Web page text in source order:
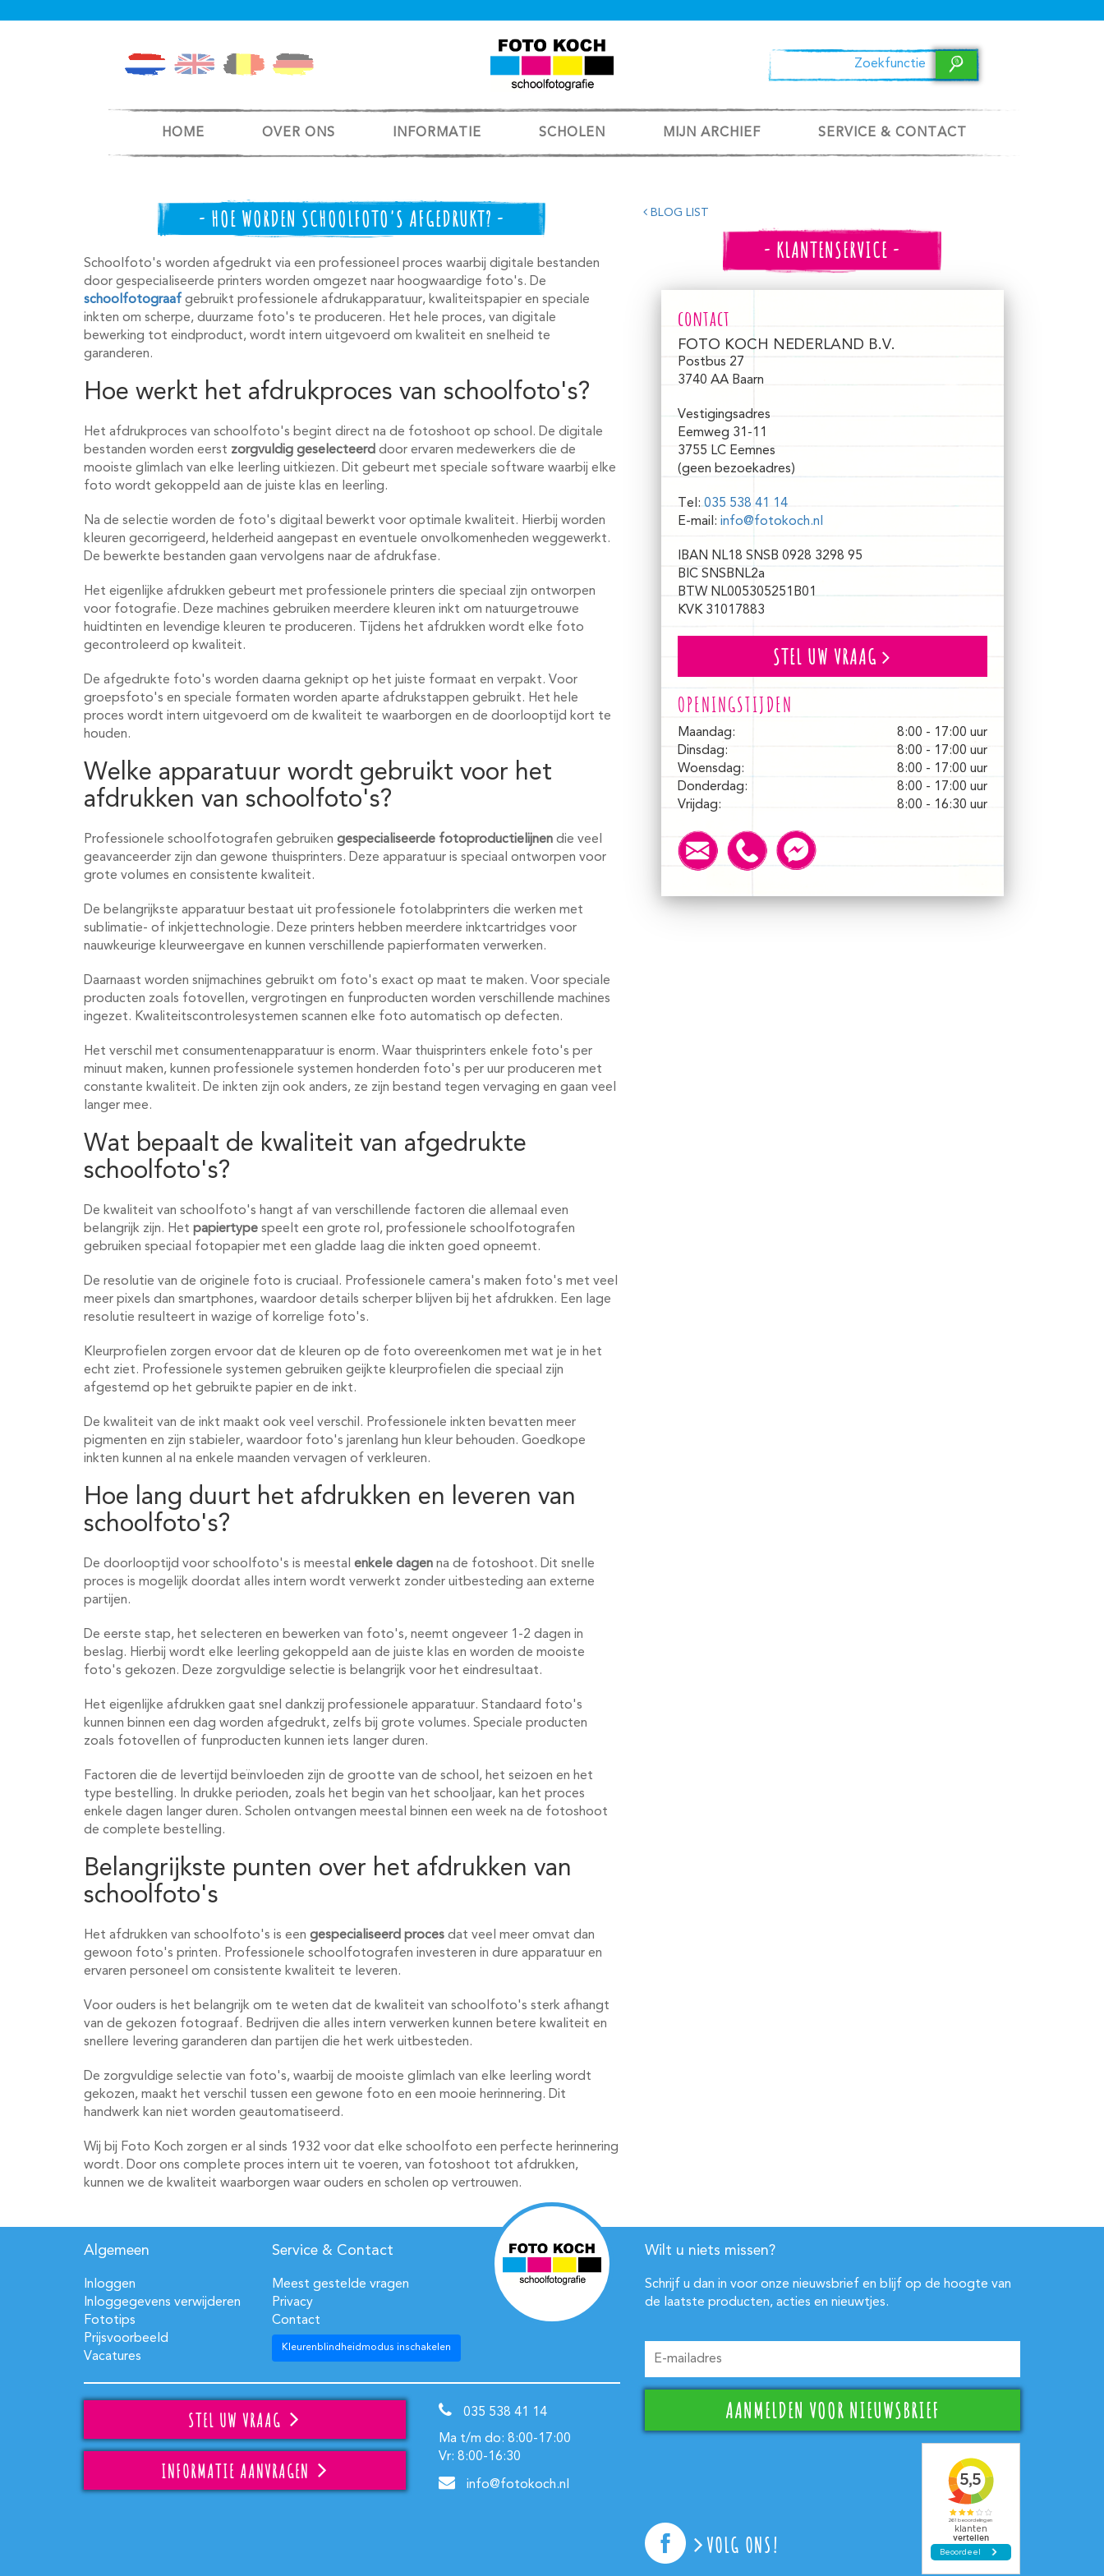
HOME OVER ONS INFORMATIE SCHOLEN MIJN ARCHIEF SERVICE & CONTACT
BLOG LIST
- HOE WORDEN SCHOOLFOTO'S AFGEDRUKT? -
Schoolfoto's worden afgedrukt via een professioneel proces waarbij digitale bestanden
door gespecialiseerde printers worden omgezet naar hoogwaardige foto's. De
schoolfotograaf gebruikt professionele afdrukapparatuur, kwaliteitspapier en speciale
inkten om scherpe, duurzame foto's te produceren. Het hele proces, van digitale
bewerking tot eindproduct, wordt intern uitgevoerd om kwaliteit en snelheid te
garanderen.
Hoe werkt het afdrukproces van schoolfoto's?
Het afdrukproces van schoolfoto's begint direct na de fotoshoot op school. De digitale
bestanden worden eerst zorgvuldig geselecteerd door ervaren medewerkers die de
mooiste glimlach van elke leerling uitkiezen. Dit gebeurt met speciale software waarbij elke
foto wordt gekoppeld aan de juiste klas en leerling.
Na de selectie worden de foto's digitaal bewerkt voor optimale kwaliteit. Hierbij worden
kleuren gecorrigeerd, helderheid aangepast en eventuele onvolkomenheden weggewerkt.
De bewerkte bestanden gaan vervolgens naar de afdrukfase.
Het eigenlijke afdrukken gebeurt met professionele printers die speciaal zijn ontworpen
voor fotografie. Deze machines gebruiken meerdere kleuren inkt om natuurgetrouwe
huidtinten en levendige kleuren te produceren. Tijdens het afdrukken wordt elke foto
gecontroleerd op kwaliteit.
De afgedrukte foto's worden daarna geknipt op het juiste formaat en verpakt. Voor
groepsfoto's en speciale formaten worden aparte afdrukstappen gebruikt. Het hele
proces wordt intern uitgevoerd om de kwaliteit te waarborgen en de doorlooptijd kort te
houden.
Welke apparatuur wordt gebruikt voor het
afdrukken van schoolfoto's?
Professionele schoolfotografen gebruiken gespecialiseerde fotoproductielijnen die veel
geavanceerder zijn dan gewone thuisprinters. Deze apparatuur is speciaal ontworpen voor
grote volumes en consistente kwaliteit.
De belangrijkste apparatuur bestaat uit professionele fotolabprinters die werken met
sublimatie- of inkjettechnologie. Deze printers hebben meerdere inktcartridges voor
nauwkeurige kleurweergave en kunnen verschillende papierformaten verwerken.
Daarnaast worden snijmachines gebruikt om foto's exact op maat te maken. Voor speciale
producten zoals fotovellen, vergrotingen en funproducten worden verschillende machines
ingezet. Kwaliteitscontrolesystemen scannen elke foto automatisch op defecten.
Het verschil met consumentenapparatuur is enorm. Waar thuisprinters enkele foto's per
minuut maken, kunnen professionele systemen honderden foto's per uur produceren met
constante kwaliteit. De inkten zijn ook anders, ze zijn bestand tegen vervaging en gaan veel
langer mee.
Wat bepaalt de kwaliteit van afgedrukte
schoolfoto's?
De kwaliteit van schoolfoto's hangt af van verschillende factoren die allemaal even
belangrijk zijn. Het papiertype speelt een grote rol, professionele schoolfotografen
gebruiken speciaal fotopapier met een gladde laag die inkten goed opneemt.
De resolutie van de originele foto is cruciaal. Professionele camera's maken foto's met veel
meer pixels dan smartphones, waardoor details scherper blijven bij het afdrukken. Een lage
resolutie resulteert in wazige of korrelige foto's.
Kleurprofielen zorgen ervoor dat de kleuren op de foto overeenkomen met wat je in het
echt ziet. Professionele systemen gebruiken geijkte kleurprofielen die speciaal zijn
afgestemd op het gebruikte papier en de inkt.
De kwaliteit van de inkt maakt ook veel verschil. Professionele inkten bevatten meer
pigmenten en zijn stabieler, waardoor foto's jarenlang hun kleur behouden. Goedkope
inkten kunnen al na enkele maanden vervagen of verkleuren.
Hoe lang duurt het afdrukken en leveren van
schoolfoto's?
De doorlooptijd voor schoolfoto's is meestal enkele dagen na de fotoshoot. Dit snelle
proces is mogelijk doordat alles intern wordt verwerkt zonder uitbesteding aan externe
partijen.
De eerste stap, het selecteren en bewerken van foto's, neemt ongeveer 1-2 dagen in
beslag. Hierbij wordt elke leerling gekoppeld aan de juiste klas en worden de mooiste
foto's gekozen. Deze zorgvuldige selectie is belangrijk voor het eindresultaat.
Het eigenlijke afdrukken gaat snel dankzij professionele apparatuur. Standaard foto's
kunnen binnen een dag worden afgedrukt, zelfs bij grote volumes. Speciale producten
zoals fotovellen of funproducten kunnen iets langer duren.
Factoren die de levertijd beïnvloeden zijn de grootte van de school, het seizoen en het
type bestelling. In drukke perioden, zoals het begin van het schooljaar, kan het proces
enkele dagen langer duren. Scholen ontvangen meestal binnen een week na de fotoshoot
de complete bestelling.
Belangrijkste punten over het afdrukken van
schoolfoto's
Het afdrukken van schoolfoto's is een gespecialiseerd proces dat veel meer omvat dan
gewoon foto's printen. Professionele schoolfotografen investeren in dure apparatuur en
ervaren personeel om consistente kwaliteit te leveren.
Voor ouders is het belangrijk om te weten dat de kwaliteit van schoolfoto's sterk afhangt
van de gekozen fotograaf. Bedrijven die alles intern verwerken kunnen betere kwaliteit en
snellere levering garanderen dan partijen die het werk uitbesteden.
De zorgvuldige selectie van foto's, waarbij de mooiste glimlach van elke leerling wordt
gekozen, maakt het verschil tussen een gewone foto en een mooie herinnering. Dit
handwerk kan niet worden geautomatiseerd.
Wij bij Foto Koch zorgen er al sinds 1932 voor dat elke schoolfoto een perfecte herinnering
wordt. Door ons complete proces intern uit te voeren, van fotoshoot tot afdrukken,
kunnen we de kwaliteit waarborgen waar ouders en scholen op vertrouwen.
- KLANTENSERVICE -
contact
FOTO KOCH NEDERLAND B.V.
Postbus 27
3740 AA Baarn
Vestigingsadres
Eemweg 31-11
3755 LC Eemnes
(geen bezoekadres)
Tel:035 538 41 14
E-mail: info@fotokoch.nl
IBAN NL18 SNSB 0928 3298 95
BIC SNSBNL2a
BTW NL005305251B01
KVK 31017883
STEL UW VRAAG
OPENINGSTIJDEN
Maandag:
8:00 - 17:00 uur
Dinsdag:
8:00 - 17:00 uur
Woensdag:
8:00 - 17:00 uur
Donderdag:
8:00 - 17:00 uur
Vrijdag:
8:00 - 16:30 uur
Algemeen
Inloggen
Inloggegevens verwijderen
Fototips
Prijsvoorbeeld
Vacatures
Service & Contact
Meest gestelde vragen
Privacy
Contact
Kleurenblindheidmodus inschakelen
Wilt u niets missen?
Schrijf u dan in voor onze nieuwsbrief en blijf op de hoogte van
de laatste producten, acties en nieuwtjes.
STEL UW VRAAG
INFORMATIE AANVRAGEN
035 538 41 14
Ma t/m do: 8:00-17:00
Vr: 8:00-16:30
info@fotokoch.nl
VOLG ONS!